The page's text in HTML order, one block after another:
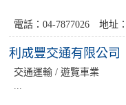
電話：04-7877026 地址
利成豐交通有限公司
交通運輸 / 遊覽車業